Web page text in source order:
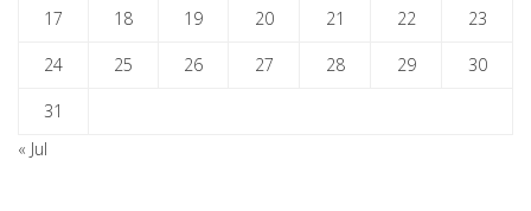
17 18 19 20 21 22 23
24 25 26 27 28 29 30
31
« Jul